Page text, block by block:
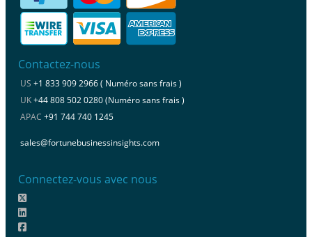
Contactez-nous
US +1 833 909 2966 ( Numéro sans frais )
UK+44 808 502 0280 (Numéro sans frais )
APAC +91 744 740 1245
sales@fortunebusinessinsights.com
Connectez-vous avec nous